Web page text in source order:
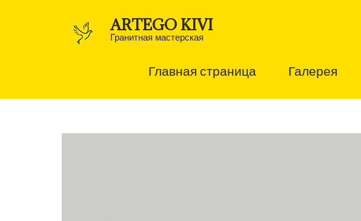
содержимому ARTEGO KIVI
Гранитная мастерская
Главная страница Галерея